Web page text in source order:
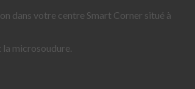
dans votre centre Smart Corner situé à
microsoudure.